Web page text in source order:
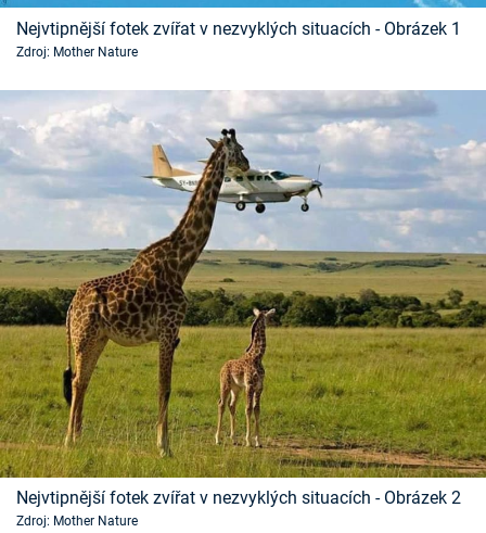
Časopis
Přihlášení
Nejvtipnější fotek zvířat v nezvyklých situacích - Obrázek 1
Zdroj: Mother Nature
Nejvtipnější fotek zvířat v nezvyklých situacích - Obrázek 2
Zdroj: Mother Nature